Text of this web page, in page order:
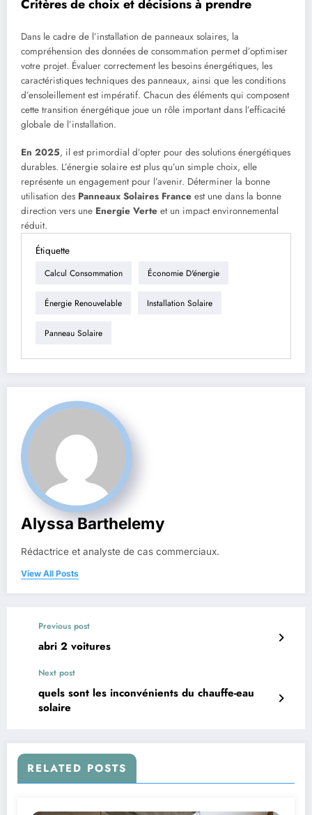
Critères de choix et décisions à prendre
Dans le cadre de l’installation de panneaux solaires, la
compréhension des données de consommation permet d’optimiser
votre projet. Évaluer correctement les besoins énergétiques, les
caractéristiques techniques des panneaux, ainsi que les conditions
d’ensoleillement est impératif. Chacun des éléments qui composent
cette transition énergétique joue un rôle important dans l’efficacité
globale de l’installation.
En 2025, il est primordial d’opter pour des solutions énergétiques
durables. L’énergie solaire est plus qu’un simple choix, elle
représente un engagement pour l’avenir. Déterminer la bonne
utilisation des Panneaux Solaires France est une dans la bonne
direction vers une Energie Verte et un impact environnemental
réduit.
Étiquette
Calcul Consommation Économie D'énergie
Énergie Renouvelable Installation Solaire
Panneau Solaire
Alyssa Barthelemy
Rédactrice et analyste de cas commerciaux.
View All Posts
Previous post
abri 2 voitures
Next post
quels sont les inconvénients du chauffe-eau
solaire
RELATED POSTS